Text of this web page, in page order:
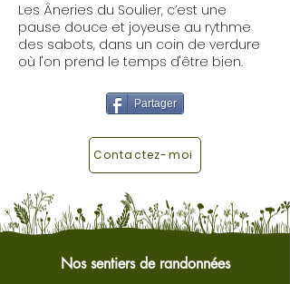
Les Âneries du Soulier, c’est une
pause douce et joyeuse au rythme
des sabots, dans un coin de verdure
où l'on prend le temps d'être bien.
Partager
Contactez-moi
Nos sentiers de randonnées